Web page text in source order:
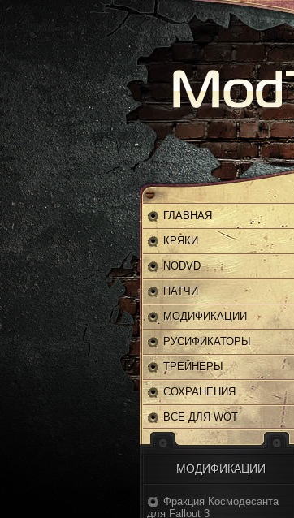
ГЛАВНАЯ
КРЯКИ
NODVD
ПАТЧИ
МОДИФИКАЦИИ
РУСИФИКАТОРЫ
ТРЕЙНЕРЫ
СОХРАНЕНИЯ
ВСЕ ДЛЯ WOT
МОДИФИКАЦИИ
Фракция Космодесанта
для Fallout 3